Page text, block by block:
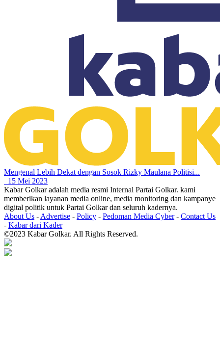
Mengenal Lebih Dekat dengan Sosok Rizky Maulana Politisi...
15 Mei 2023
Kabar Golkar adalah media resmi Internal Partai Golkar. kami
memberikan layanan media online, media monitoring dan kampanye
digital politik untuk Partai Golkar dan seluruh kadernya.
About Us - Advertise - Policy - Pedoman Media Cyber- Contact Us
- Kabar dari Kader
©2023 Kabar Golkar. All Rights Reserved.